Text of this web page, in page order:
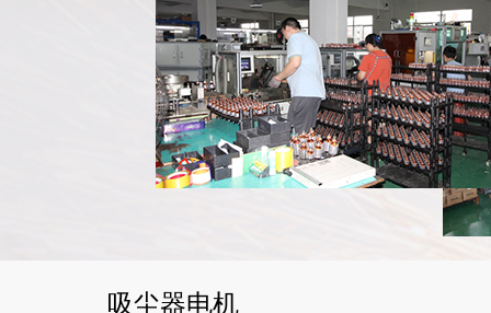
吸尘器电机